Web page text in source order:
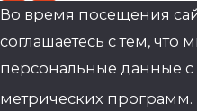
Во время посещения
соглашаетесь с тем,
персональные данные
метрических программ.